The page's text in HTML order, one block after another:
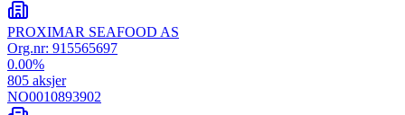
PROXIMAR SEAFOOD AS
Org.nr: 915565697
0.00%
805 aksjer
NO0010893902